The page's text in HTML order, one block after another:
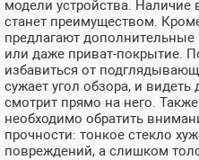
модели устройства. Наличие
станет преимуществом.
предлагают
или даже приват-покрытие.
избавиться от
сужает угол обзора, и видеть
смотрит прямо на него.
необходимо обратить
прочности: тонкое стекло
повреждений, а слишком